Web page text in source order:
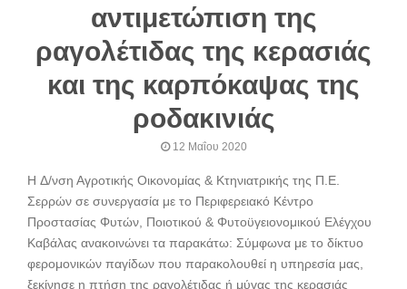
αντιμετώπιση της
ραγολέτιδας της κερασιάς
και της καρπόκαψας της
ροδακινιάς
12 Μαΐου 2020
H Δ/νση Αγροτικής Οικονομίας & Κτηνιατρικής της Π.Ε.
Σερρών σε συνεργασία με το Περιφερειακό Κέντρο
Προστασίας Φυτών, Ποιοτικού & Φυτοϋγειονομικού Ελέγχου
Καβάλας ανακοινώνει τα παρακάτω: Σύμφωνα με το δίκτυο
φερομονικών παγίδων που παρακολουθεί η υπηρεσία μας,
ξεκίνησε η πτήση της ραγολέτιδας ή μύγας της κερασιάς